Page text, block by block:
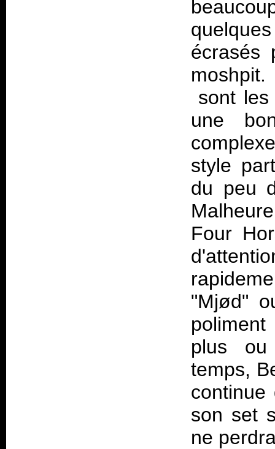
écrasés
moshpit.
sont
une
style
du peu
Four
"Mjød"
plus ou
temps,
continue
son set
ne